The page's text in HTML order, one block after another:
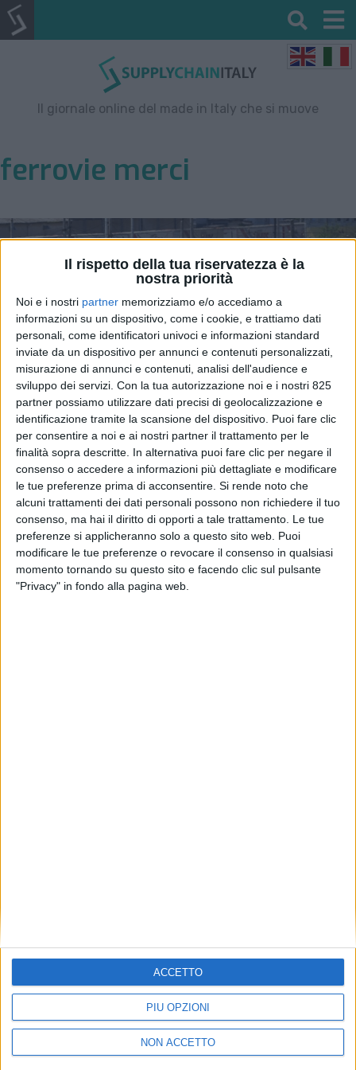
Il rispetto della tua riservatezza è la
nostra priorità
Noi e i nostri partner memorizziamo e/o accediamo a
informazioni su un dispositivo, come i cookie, e trattiamo dati
personali, come identificatori univoci e informazioni standard
inviate da un dispositivo per annunci e contenuti personalizzati,
misurazione di annunci e contenuti, analisi dell'audience e
sviluppo dei servizi. Con la tua autorizzazione noi e i nostri 825
partner possiamo utilizzare dati precisi di geolocalizzazione e
identificazione tramite la scansione del dispositivo. Puoi fare clic
per consentire a noi e ai nostri partner il trattamento per le
finalità sopra descritte. In alternativa puoi fare clic per negare il
consenso o accedere a informazioni più dettagliate e modificare
le tue preferenze prima di acconsentire. Si rende noto che
alcuni trattamenti dei dati personali possono non richiedere il tuo
consenso, ma hai il diritto di opporti a tale trattamento. Le tue
preferenze si applicheranno solo a questo sito web. Puoi
modificare le tue preferenze o revocare il consenso in qualsiasi
momento tornando su questo sito e facendo clic sul pulsante
"Privacy" in fondo alla pagina web.
PIÙ OPZIONI
NON ACCETTO
ACCETTO
Il giornale online del made in Italy che si muove
ferrovie merci
Pnrr: Italia in stand by (causa
Ue) su rinnovo trasporto
ferroviario merci e flotte
navali
NOTIZIE E INTERVISTE IN EVIDENZA 14 LUGLIO 2022